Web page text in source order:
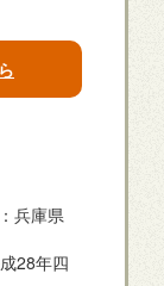
兵庫県
28年四